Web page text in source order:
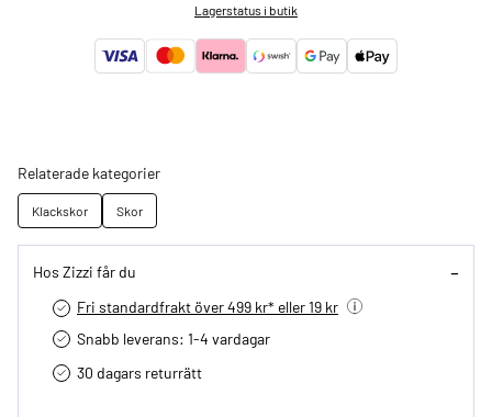
Lagerstatus i butik
Relaterade kategorier
Klackskor Skor
Hos Zizzi får du
Fri standardfrakt över 499 kr* eller 19 kr
Snabb leverans: 1-4 vardagar
30 dagars returrätt­